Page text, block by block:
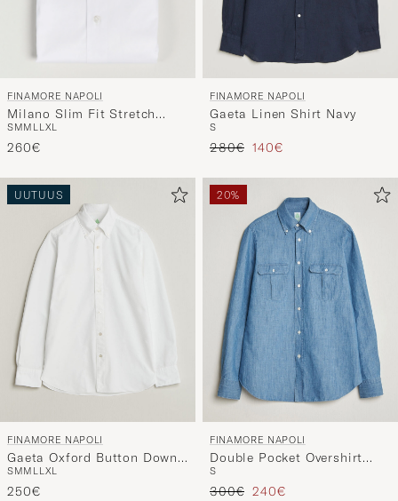
FINAMORE NAPOLI
Milano Slim Fit Stretch
Shirt White
SMM LLXL
260€
FINAMORE NAPOLI
Gaeta Linen Shirt Navy
S
Tavallinen hinta
280€ Alennettu hinta
140€
UUTUUS
FINAMORE NAPOLI
Gaeta Oxford Button Down
Shirt White
SMM LLXL
250€
20%
FINAMORE NAPOLI
Double Pocket Overshirt
Light Blue
S
Tavallinen hinta
300€ Alennettu hinta
240€